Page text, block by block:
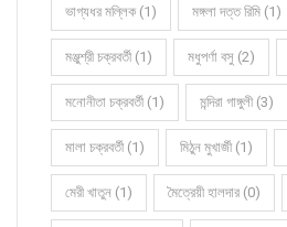
ভাগ্যধর মল্লিক (1) মঙ্গলা দত্ত রিমি (1)
মঞ্জুশ্রী চক্রবর্তী (1) মধুপর্ণা বসু (2)
মনোনীতা চক্রবর্তী (1) মন্দিরা গাঙ্গুলী (3)
মালা চক্রবর্তী (1) মিঠুন মুখার্জী (1)
মেরী খাতুন (1) মৈত্রেয়ী হালদার (0)